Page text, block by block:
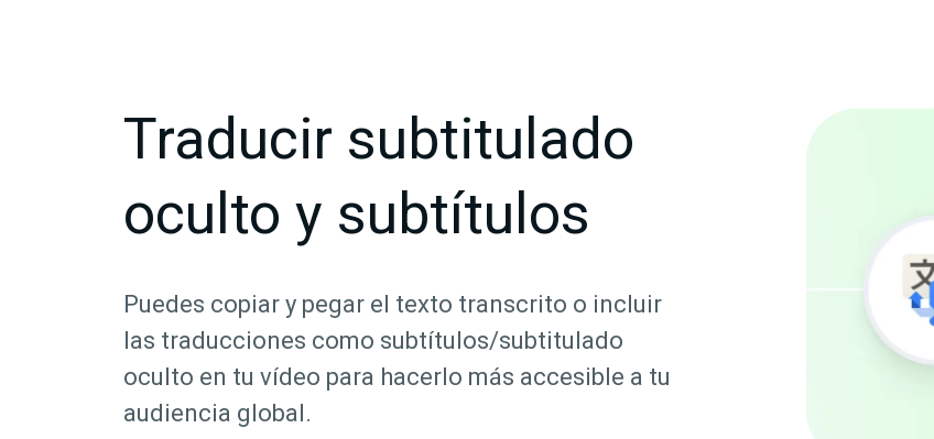
Traducir subtitulado
oculto y subtítulos
Puedes copiar y pegar el texto transcrito o incluir
las traducciones como subtítulos/subtitulado
oculto en tu vídeo para hacerlo más accesible a tu
audiencia global.